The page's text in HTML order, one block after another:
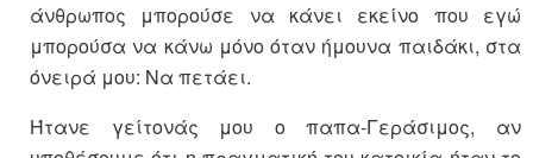
άνθρωπος μπορούσε να κάνει εκείνο που εγώ
μπορούσα να κάνω μόνο όταν ήμουνα παιδάκι, στα
όνειρά μου: Να πετάει.
Ήτανε γείτονάς μου ο παπα-Γεράσιμος, αν